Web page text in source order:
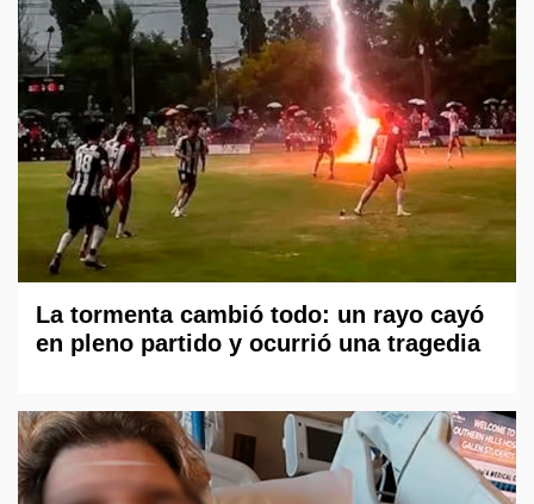
La tormenta cambió todo: un rayo cayó
en pleno partido y ocurrió una tragedia